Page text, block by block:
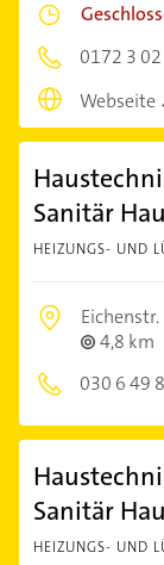
0172 3
Webseite
Sanitär
HEIZUNGS- UND
Eichenstr.
4,8 km
030 6 49
Sanitär
HEIZUNGS- UND